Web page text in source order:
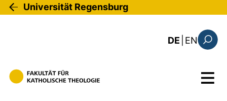
Direkt zum Inhalt
Universität Regensburg
DE EN: this
Menü